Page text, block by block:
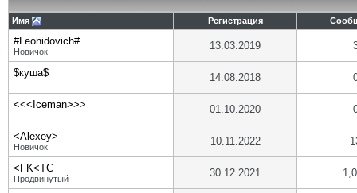
Имя Регистрация
#Leonidovich#
Новичок 13.03.2019
$куша$ 14.08.2018
<<<Iceman>>> 01.10.2020
<Alexey>
Новичок 10.11.2022
<FK<TC
Продвинутый 30.12.2021